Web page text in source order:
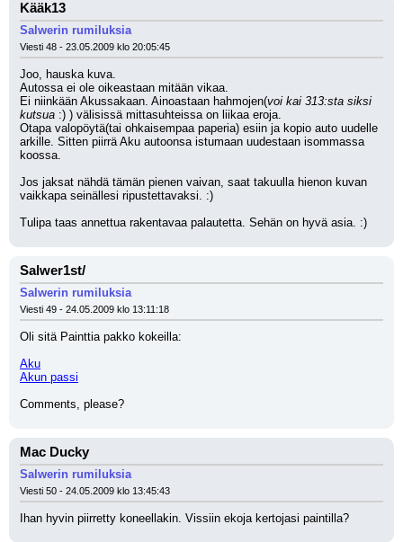
Kääk13
Salwerin rumiluksia
Viesti 48 - 23.05.2009 klo 20:05:45
Joo, hauska kuva.
Autossa ei ole oikeastaan mitään vikaa.
Ei niinkään Akussakaan. Ainoastaan hahmojen(voi kai 313:sta siksi
kutsua :) ) välisissä mittasuhteissa on liikaa eroja.
Otapa valopöytä(tai ohkaisempaa paperia) esiin ja kopio auto uudelle
arkille. Sitten piirrä Aku autoonsa istumaan uudestaan isommassa
koossa.
Jos jaksat nähdä tämän pienen vaivan, saat takuulla hienon kuvan
vaikkapa seinällesi ripustettavaksi. :)
Tulipa taas annettua rakentavaa palautetta. Sehän on hyvä asia. :)
Salwer1st/
Salwerin rumiluksia
Viesti 49 - 24.05.2009 klo 13:11:18
Oli sitä Painttia pakko kokeilla:
Aku
Akun passi
Comments, please?
Mac Ducky
Salwerin rumiluksia
Viesti 50 - 24.05.2009 klo 13:45:43
Ihan hyvin piirretty koneellakin. Vissiin ekoja kertojasi paintilla?